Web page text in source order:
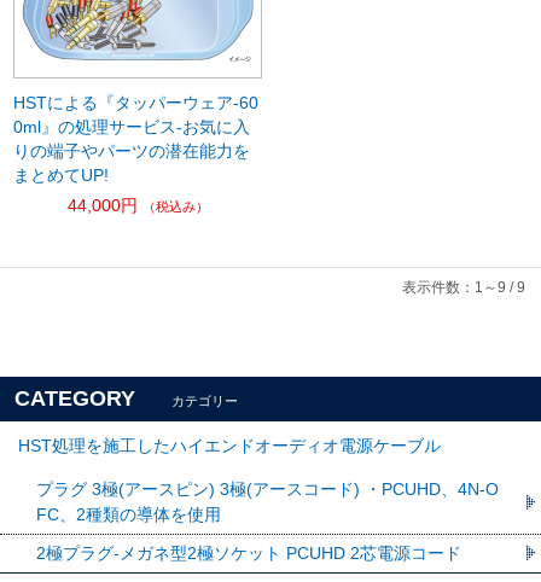
HSTによる『タッパーウェア-60
0ml』の処理サービス-お気に入
りの端子やパーツの潜在能力を
まとめてUP!
44,000円
（税込み）
表示件数：1～9 / 9
CATEGORY カテゴリー
HST処理を施工したハイエンドオーディオ電源ケーブル
プラグ 3極(アースピン) 3極(アースコード) ・PCUHD、4N-O
FC、2種類の導体を使用
2極プラグ-メガネ型2極ソケット PCUHD 2芯電源コード